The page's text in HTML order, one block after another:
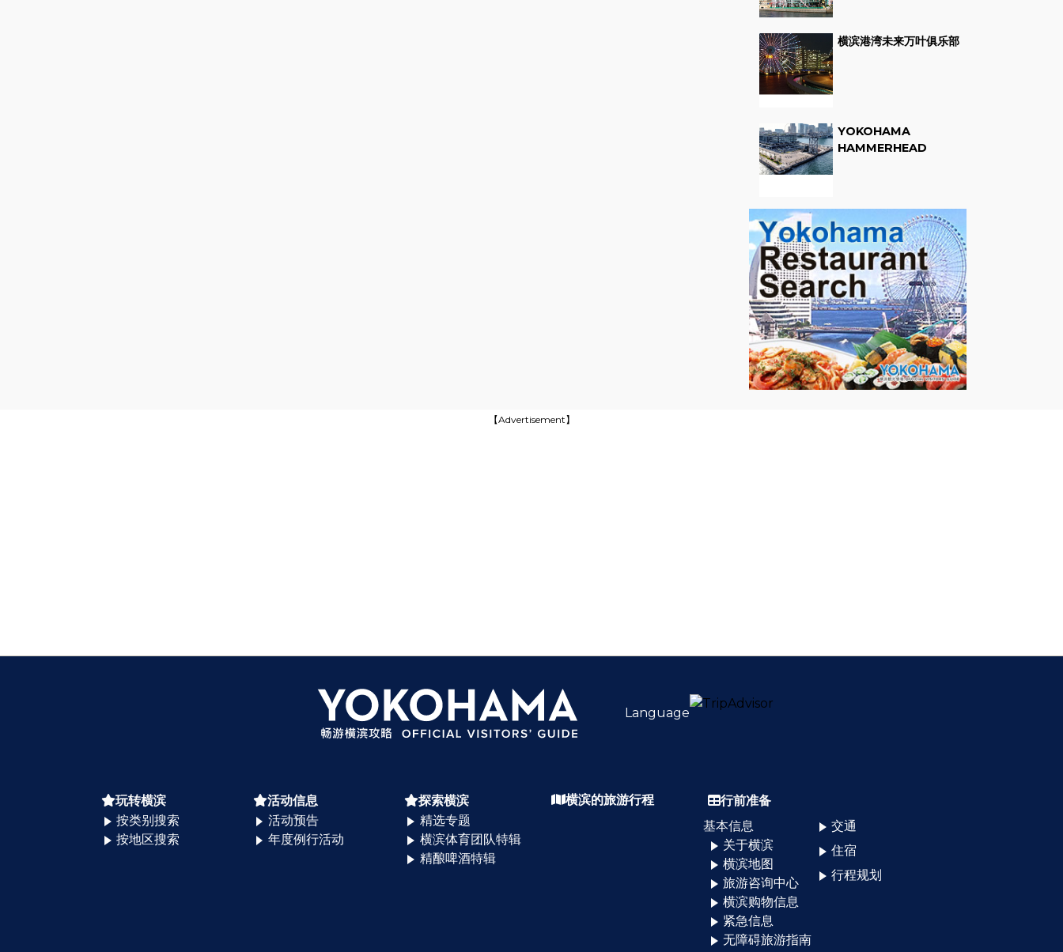
横滨港湾未来万叶俱乐部
YOKOHAMA
HAMMERHEAD
【Advertisement】
Language
玩转横滨
按类别搜索
按地区搜索
活动信息
活动预告
年度例行活动
探索横滨
精选专题
横滨体育团队特辑
精酿啤酒特辑
横滨的旅游行程
行前准备
基本信息
关于横滨
横滨地图
旅游咨询中心
横滨购物信息
紧急信息
无障碍旅游指南
交通
住宿
行程规划